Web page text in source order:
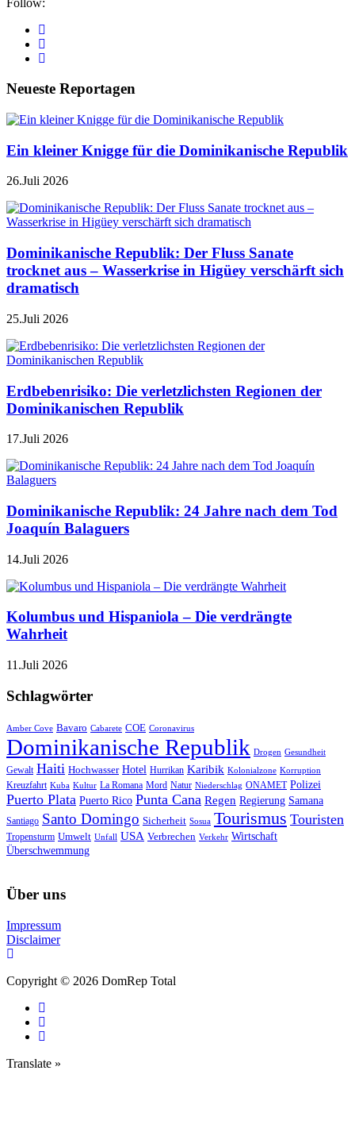
Neueste Reportagen
Ein kleiner Knigge für die Dominikanische Republik
26.Juli 2026
Dominikanische Republik: Der Fluss Sanate
trocknet aus – Wasserkrise in Higüey verschärft sich
dramatisch
25.Juli 2026
Erdbebenrisiko: Die verletzlichsten Regionen der
Dominikanischen Republik
17.Juli 2026
Dominikanische Republik: 24 Jahre nach dem Tod
Joaquín Balaguers
14.Juli 2026
Kolumbus und Hispaniola – Die verdrängte
Wahrheit
11.Juli 2026
Schlagwörter
Amber Cove Bavaro Cabarete COE Coronavirus
Dominikanische Republik Drogen Gesundheit
Gewalt Haiti Hochwasser Hotel Hurrikan Karibik Kolonialzone Korruption
Kreuzfahrt Kuba Kultur La Romana Mord Natur Niederschlag ONAMET Polizei
Puerto Plata Puerto Rico Punta Cana Regen Regierung Samana
Santiago Santo Domingo Sicherheit Sosua Tourismus Touristen
Tropensturm Umwelt Unfall USA Verbrechen Verkehr Wirtschaft
Überschwemmung
Über uns
Impressum
Disclaimer
Copyright © 2026 DomRep Total
Translate »